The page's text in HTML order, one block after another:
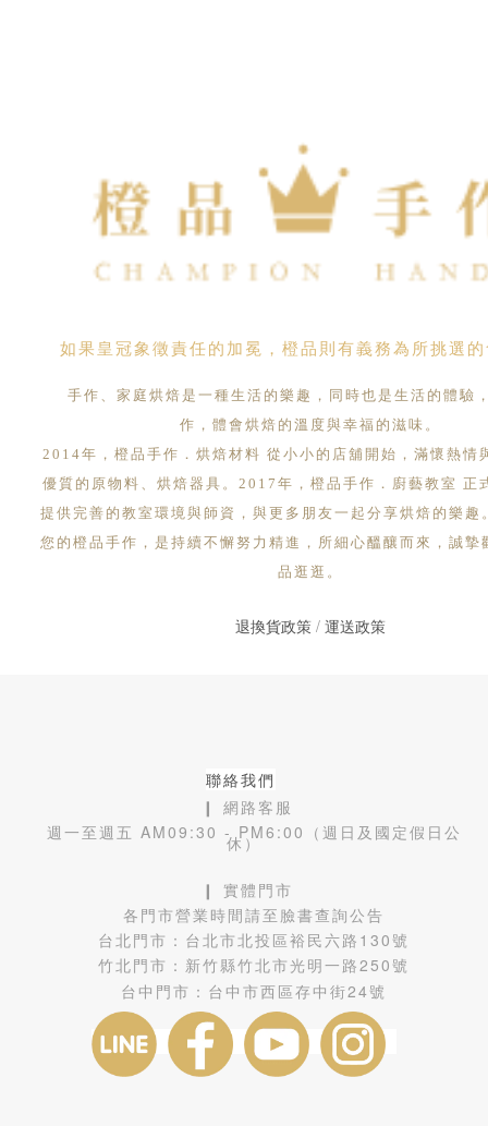
如果皇冠象徵責任的加冕，橙品則有義務為所挑選
手作、家庭烘焙是一種生活的樂趣，同時也是生活的體驗
作，體會烘焙的溫度與幸福的滋味。
2014年，橙品手作．烘焙材料 從小小的店舖開始，滿懷熱情
優質的原物料、烘焙器具。2017年，橙品手作．廚藝教室 正
提供完善的教室環境與師資，與更多朋友一起分享烘焙的樂趣
您的橙品手作，是持續不懈努力精進，所細心醞釀而來，誠摯
品逛逛。
退換貨政策/ 運送政策
聯絡我們
❙ 網路客服
週一至週五 AM09:30 - PM6:00（週日及國定假日公
休）
❙ 實體門市
各門市營業時間請至臉書查詢公告
台北門市： 台北市北投區裕民六路130號
竹北門市： 新竹縣竹北市光明一路250號
台中門市： 台中市西區存中街24號